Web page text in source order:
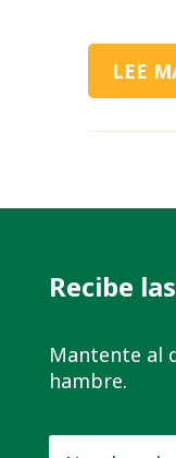
LEE
Recibe
Mantente al
hambre.